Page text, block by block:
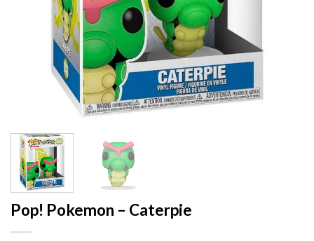
Pop! Pokemon – Caterpie